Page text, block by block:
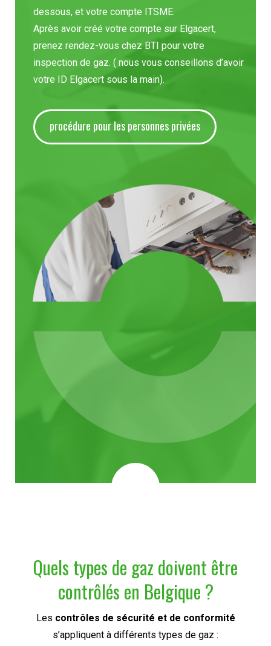
dessous, et votre compte ITSME.
Après avoir créé votre compte sur Elgacert,
prenez rendez-vous chez BTI pour votre
inspection de gaz. ( nous vous conseillons d’avoir
votre ID Elgacert sous la main).
procédure pour les personnes privées
Quels types de gaz doivent être
contrôlés en Belgique ?
Les contrôles de sécurité et de conformité
s’appliquent à différents types de gaz :